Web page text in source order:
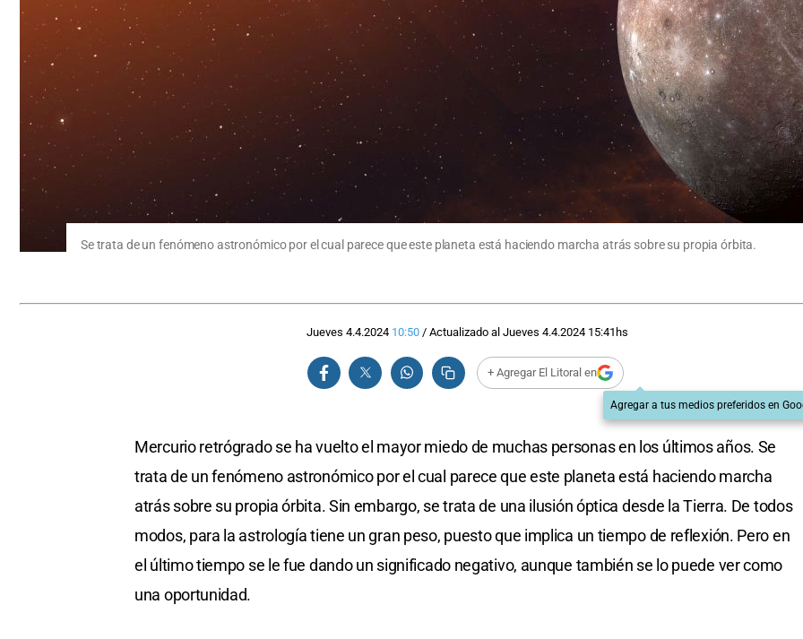
Se trata de un fenómeno astronómico por el cual parece que este planeta está haciendo marcha atrás sobre su propia órbita.
Jueves 4.4.2024 10:50/ Actualizado al Jueves 4.4.2024 15:41hs
+ Agregar El Litoral en
Agregar a tus medios preferidos en
Mercurio retrógrado se ha vuelto el mayor miedo de muchas personas en los últimos años. Se
trata de un fenómeno astronómico por el cual parece que este planeta está haciendo marcha
atrás sobre su propia órbita. Sin embargo, se trata de una ilusión óptica desde la Tierra. De todos
modos, para la astrología tiene un gran peso, puesto que implica un tiempo de reflexión. Pero en
el último tiempo se le fue dando un significado negativo, aunque también se lo puede ver como
una oportunidad.